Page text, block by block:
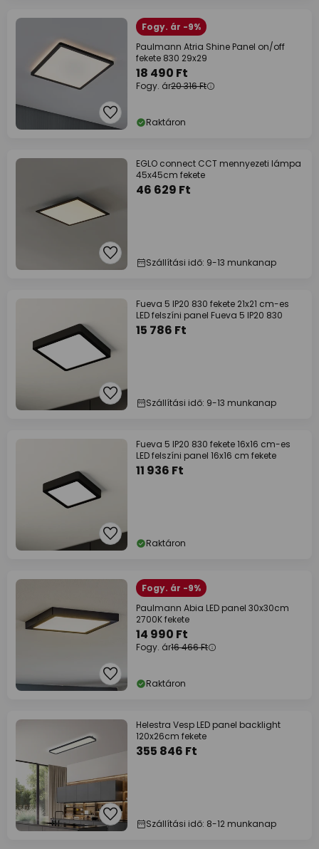
Fogy. ár -9%
Paulmann Atria Shine Panel on/off
fekete 830 29x29
18 490 Ft
Fogy. ár20 316 Ft
Raktáron
EGLO connect CCT mennyezeti lámpa
45x45cm fekete
46 629 Ft
Szállítási idő: 9-13 munkanap
Fueva 5 IP20 830 fekete 21x21 cm-es
LED felszíni panel Fueva 5 IP20 830
15 786 Ft
Szállítási idő: 9-13 munkanap
Fueva 5 IP20 830 fekete 16x16 cm-es
LED felszíni panel 16x16 cm fekete
11 936 Ft
Raktáron
Fogy. ár -9%
Paulmann Abia LED panel 30x30cm
2700K fekete
14 990 Ft
Fogy. ár16 466 Ft
Raktáron
Helestra Vesp LED panel backlight
120x26cm fekete
355 846 Ft
Szállítási idő: 8-12 munkanap